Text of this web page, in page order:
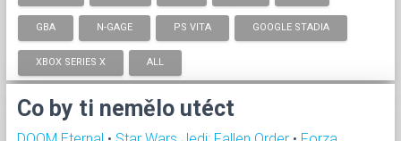
GBA N-GAGE PS VITA GOOGLE STADIA
XBOX SERIES X ALL
Co by ti nemělo utéct